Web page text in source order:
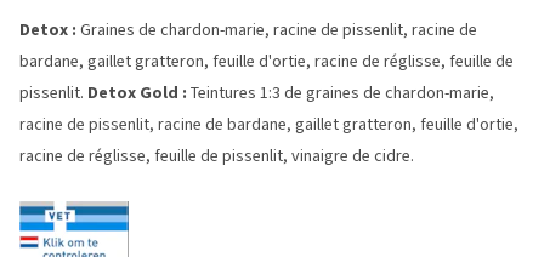
Detox : Graines de chardon-marie, racine de pissenlit, racine de
bardane, gaillet gratteron, feuille d'ortie, racine de réglisse, feuille de
pissenlit. Detox Gold : Teintures 1:3 de graines de chardon-marie,
racine de pissenlit, racine de bardane, gaillet gratteron, feuille d'ortie,
racine de réglisse, feuille de pissenlit, vinaigre de cidre.